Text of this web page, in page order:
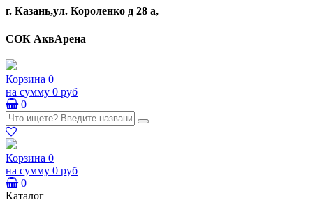
г. Казань,ул. Короленко д 28 а,
СОК АквАрена
Корзина 0
на сумму 0 руб
0
Корзина 0
на сумму 0 руб
0
Каталог